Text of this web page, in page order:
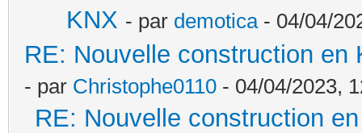
KNX - par demotica- 04/04/
RE: Nouvelle construction
- par Christophe0110 - 04/04/2023,
RE: Nouvelle construction